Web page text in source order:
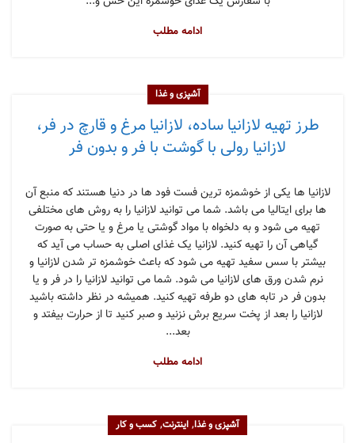
ادامه مطلب
آشپزی و غذا
طرز تهیه لازانیا ساده، لازانیا مرغ و قارچ در فر،
لازانیا رولی با گوشت با فر و بدون فر
لازانیا ها یکی از خوشمزه ترین فست فود ها در دنیا هستند که منبع آن
ها برای ایتالیا می باشد. شما می توانید لازانیا را به روش های مختلفی
تهیه می شود و به دلخواه با مواد گوشتی یا مرغ و یا حتی به صورت
گیاهی آن را تهیه کنید. لازانیا یک غذای اصلی به حساب می آید که
بیشتر با سس سفید تهیه می شود که باعث خوشمزه تر شدن لازانیا و
نرم شدن ورق های لازانیا می شود. شما می توانید لازانیا را در فر و یا
بدون فر در تابه های دو طرفه تهیه کنید. همیشه در نظر داشته باشید
لازانیا را بعد از پخت سریع برش نزنید و صبر کنید تا از حرارت بیفتد و
بعد...
ادامه مطلب
آشپزی و غذا, اینترنت, کسب و کار